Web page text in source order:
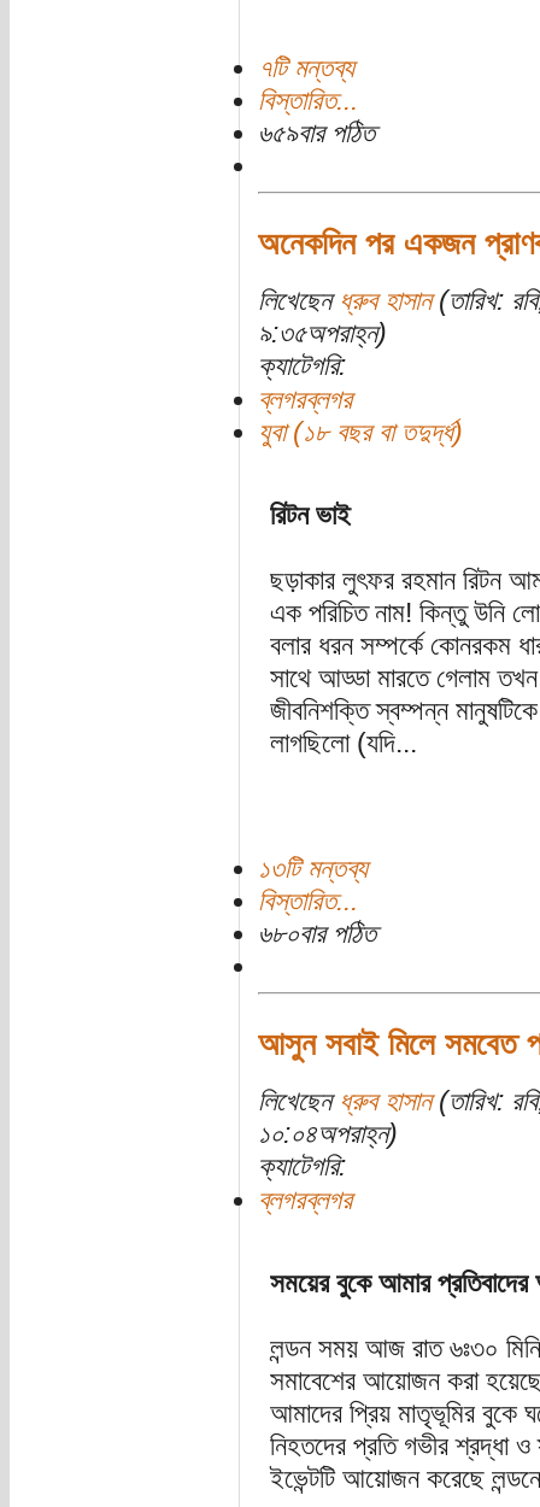
৭টি মন্তব্য
বিস্তারিত...
৬৫৯বার পঠিত
অনেকদিন পর একজন
লিখেছেন ধ্রুব হাসান(তারিখ:
৯:৩৫অপরাহ্ন)
ক্যাটেগরি:
ব্লগরব্লগর
যুবা (১৮ বছর বা তদুর্দ্ধ)
রিটন ভাই
ছড়াকার লুৎফর রহমান রিটন
এক পরিচিত নাম! কিন্তু উনি
বলার ধরন সম্পর্কে কোনরকম
সাথে আড্ডা মারতে গেলাম
জীবনিশক্তি স্বম্পন্ন
লাগছিলো (যদি...
১৩টি মন্তব্য
বিস্তারিত...
৬৮০বার পঠিত
আসুন সবাই মিলে সমবেত
লিখেছেন ধ্রুব হাসান(তারিখ:
১০:০৪অপরাহ্ন)
ক্যাটেগরি:
ব্লগরব্লগর
সময়ের বুকে আমার
লন্ডন সময় আজ রাত ৬ঃ৩০
সমাবেশের আয়োজন করা
আমাদের প্রিয় মাতৃভূমির বুকে
নিহতদের প্রতি গভীর শ্রদ্ধা
ইভেন্টটি আয়োজন করেছে